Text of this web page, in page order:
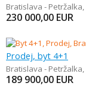
Bratislava - Petržalka,
230 000,00 EUR
Prodej, byt 4+1
Bratislava - Petržalka,
189 900,00 EUR